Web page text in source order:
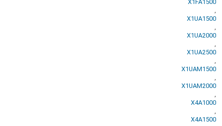
X1FA1500
X1UA1500
X1UA2000
X1UA2500
X1UAM1500
X1UAM2000
X4A1000
X4A1500